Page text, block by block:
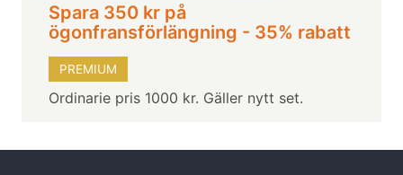
Spara 350 kr på
ögonfransförlängning - 35% rabatt
PREMIUM
Ordinarie pris 1000 kr. Gäller nytt set.